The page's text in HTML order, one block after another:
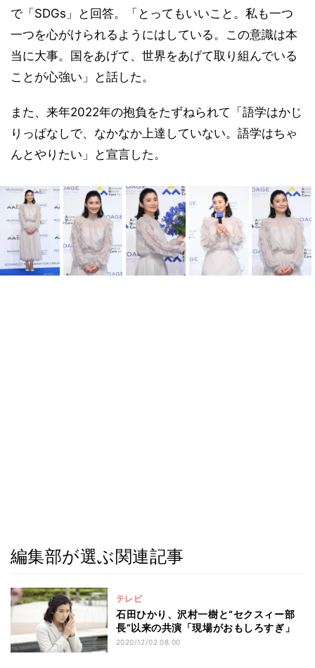
で「SDGs」と回答。「とってもいいこと。私も一つ
一つを心がけられるようにはしている。この意識は本
当に大事。国をあげて、世界をあげて取り組んでいる
ことが心強い」と話した。
また、来年2022年の抱負をたずねられて「語学はかじ
りっぱなしで、なかなか上達していない。語学はちゃ
んとやりたい」と宣言した。
編集部が選ぶ関連記事
テレビ
石田ひかり、沢村一樹と“セクスィー部
長”以来の共演「現場がおもしろすぎ」
2020/12/02 08:00